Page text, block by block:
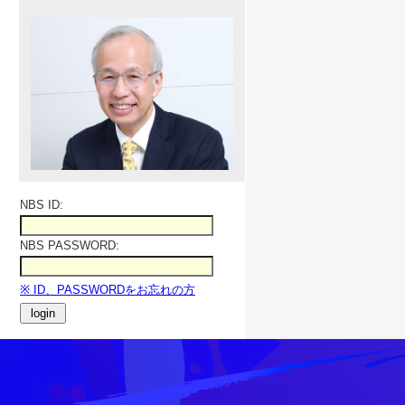
NBS ID:
NBS PASSWORD:
※ ID、PASSWORDをお忘れの方